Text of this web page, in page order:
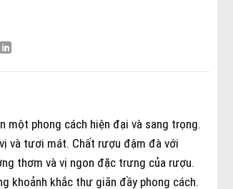
một phong cách hiện đại và sang trọng.
và tươi mát. Chất rượu đậm đà với
thơm và vị ngon đặc trưng của rượu.
khoảnh khắc thư giãn đầy phong cách.